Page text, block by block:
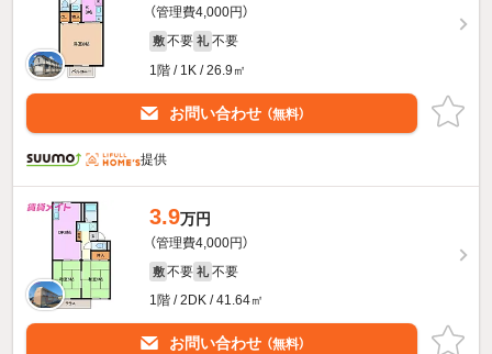
（管理費4,000円）
敷 不要 礼 不要
1階 / 1K / 26.9㎡
お問い合わせ （無料）
提供
3.9万円
（管理費4,000円）
敷 不要 礼 不要
1階 / 2DK / 41.64㎡
お問い合わせ （無料）